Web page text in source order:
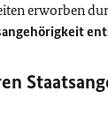
erworben